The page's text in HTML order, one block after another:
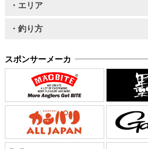
・エリア
・釣り方
スポンサーメーカ